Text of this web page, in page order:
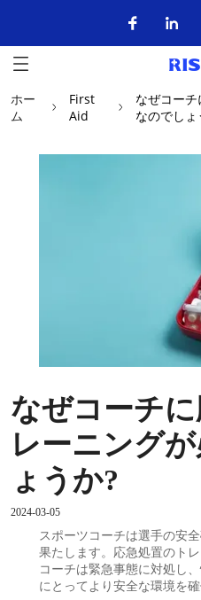
ホー
ム
First
Aid
なぜコー
なのでしょ
なぜコーチ
レーニング
ょうか?
2024-03-05
スポーツコーチは選手の安
果たします。応急処置のト
コーチは緊急事態に対処し
にとってより安全な環境を